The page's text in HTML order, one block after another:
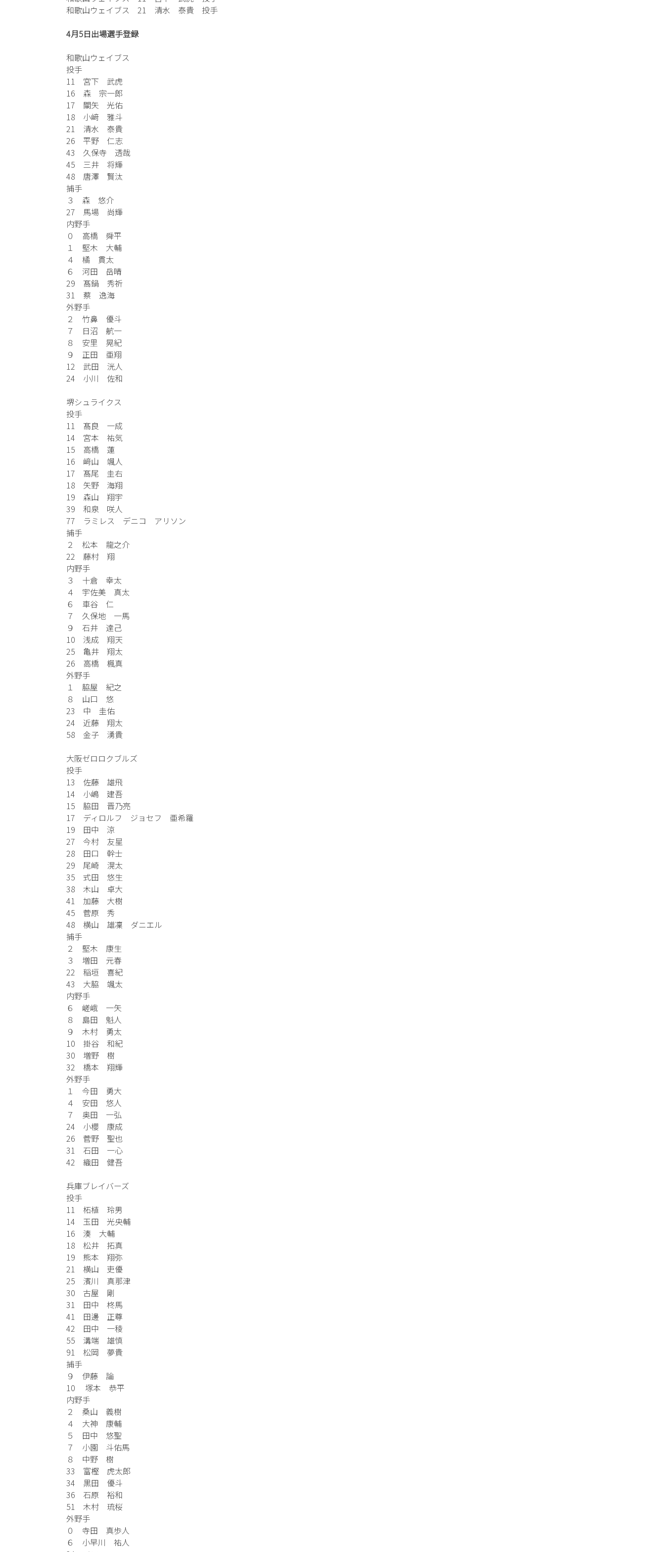
和歌山ウェイブス 21 清水 泰貴 投手
4月5日出場選手登録
和歌山ウェイブス
投手
11 宮下 武虎
16 森 宗一郎
17 關矢 光佑
18 小﨑 雅斗
21 清水 泰貴
26 平野 仁志
43 久保寺 透哉
45 三井 将輝
48 唐澤 賢汰
捕手
３ 森 悠介
27 馬場 尚輝
内野手
０ 高橋 舜平
１ 堅木 大輔
４ 橘 貫太
６ 河田 岳晴
29 髙鍋 秀祈
31 蔡 逸海
外野手
２ 竹鼻 優斗
７ 日沼 航一
８ 安里 晃紀
９ 正田 亜翔
12 武田 洸人
24 小川 佐和
堺シュライクス
投手
11 髙良 一成
14 宮本 祐気
15 高橋 蓮
16 﨑山 颯人
17 髙尾 圭右
18 矢野 海翔
19 森山 翔宇
39 和泉 咲人
77 ラミレス デニコ アリソン
捕手
２ 松本 龍之介
22 藤村 翔
内野手
３ 十倉 幸太
４ 宇佐美 真太
６ 車谷 仁
７ 久保地 一馬
９ 石井 達己
10 浅成 翔天
25 亀井 翔太
26 高橋 楓真
外野手
１ 脇屋 紀之
８ 山口 悠
23 中 圭佑
24 近藤 翔太
58 金子 湧貴
大阪ゼロロクブルズ
投手
13 佐藤 雄飛
14 小嶋 建吾
15 脇田 晋乃亮
17 ディロルフ ジョセフ 亜希羅
19 田中 涼
27 今村 友星
28 田口 幹士
29 尾崎 滉太
35 式田 悠生
38 木山 卓大
41 加藤 大樹
45 菅原 秀
48 横山 雄凜 ダニエル
捕手
２ 堅木 康生
３ 増田 元春
22 稲垣 喜紀
43 大脇 颯太
内野手
６ 嵯峨 一矢
８ 島田 魁人
９ 木村 勇太
10 掛谷 和紀
30 増野 樹
32 橋本 翔輝
外野手
１ 今田 勇大
４ 安田 悠人
７ 奥田 一弘
24 小櫻 康成
26 菅野 聖也
31 石田 一心
42 織田 健吾
兵庫ブレイバーズ
投手
11 柘植 玲男
14 玉田 光央輔
16 湊 大輔
18 松井 拓真
19 熊本 翔弥
21 横山 吏優
25 濱川 真那津
30 古屋 剛
31 田中 柊馬
41 田邊 正尊
42 田中 一稜
55 溝端 雄慎
91 松岡 夢貴
捕手
９ 伊藤 論
10 塚本 恭平
内野手
２ 桑山 義樹
４ 大神 康輔
５ 田中 悠聖
７ 小園 斗佑馬
８ 中野 樹
33 富樫 虎太郎
34 黒田 優斗
36 石原 裕和
51 木村 琉桜
外野手
０ 寺田 真歩人
６ 小早川 祐人